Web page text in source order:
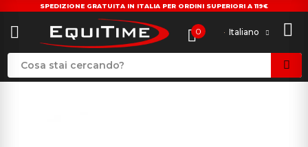
SPEDIZIONE GRATUITA IN ITALIA PER ORDINI SUPERIORI A 119€
0 Italiano